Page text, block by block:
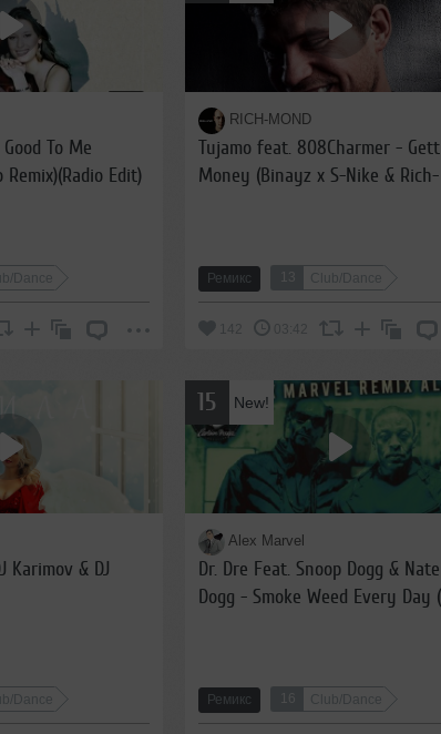
To Me
Edit)
Dance
RICH-MOND
Tujamo feat. 808Charmer -
Money (Binayz x S-Nike & Rich-
Ремикс 13 Club/Dance
142 03:42
& DJ
Dance
15 New!
Alex Marvel
Dr. Dre Feat. Snoop Dogg & Nate
Dogg - Smoke Weed Every Day
Ремикс 16 Club/Dance